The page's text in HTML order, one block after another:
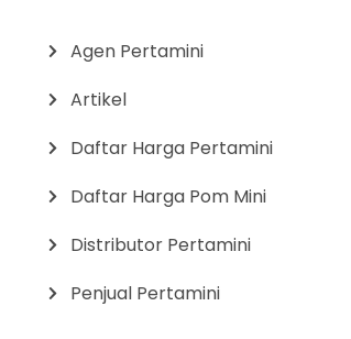
Agen Pertamini
Artikel
Daftar Harga Pertamini
Daftar Harga Pom Mini
Distributor Pertamini
Penjual Pertamini